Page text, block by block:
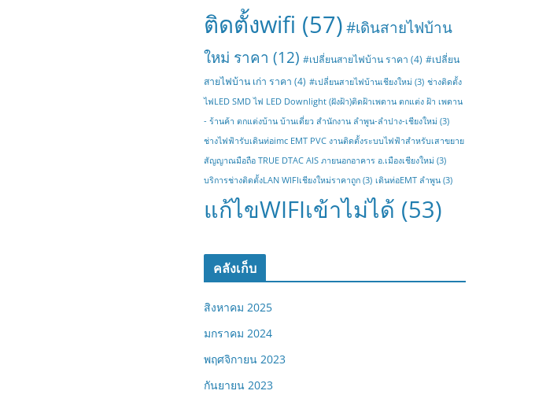
ติดตั้งwifi (57)#เดินสายไฟบ้าน
ใหม่ ราคา (12) #เปลี่ยนสายไฟบ้าน ราคา (4) #เปลี่ยน
สายไฟบ้าน เก่า ราคา (4) #เปลี่ยนสายไฟบ้านเชียงใหม่ (3) ช่างติดตั้ง
ไฟLED SMD ไฟ LED Downlight (ฝังฝ้า)ติดฝ้าเพดาน ตกแต่ง ฝ้า เพดาน
- ร้านค้า ตกแต่งบ้าน บ้านเดี่ยว สำนักงาน ลำพูน-ลำปาง-เชียงใหม่ (3)
ช่างไฟฟ้ารับเดินท่อimc EMT PVC งานติดตั้งระบบไฟฟ้าสำหรับเสาขยาย
สัญญาณมือถือ TRUE DTAC AIS ภายนอกอาคาร อ.เมืองเชียงใหม่ (3)
บริการช่างติดตั้งLAN WIFIเชียงใหม่ราคาถูก (3) เดินท่อEMT ลำพูน (3)
แก้ไขWIFIเข้าไม่ได้ (53)
คลังเก็บ
สิงหาคม 2025
มกราคม 2024
พฤศจิกายน 2023
กันยายน 2023